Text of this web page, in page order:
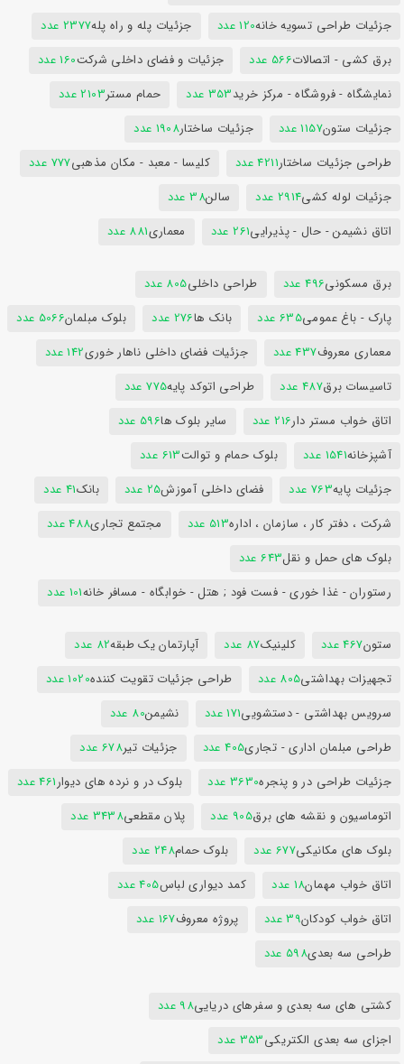
جزئیات طراحی تسویه خانه120 عدد جزئیات پله و راه پله2377 عدد
برق کشی - اتصالات566 عدد جزئیات و فضای داخلی شرکت160 عدد
نمایشگاه - فروشگاه - مرکز خرید353 عدد حمام مستر2103 عدد
جزئیات ستون1157 عدد جزئیات ساختار1908 عدد
طراحی جزئیات ساختار4211 عدد کلیسا - معبد - مکان مذهبی777 عدد
جزئیات لوله کشی2914 عدد سالن38 عدد
اتاق نشیمن - حال - پذیرایی261 عدد معماری881 عدد
برق مسکونی496 عدد طراحی داخلی805 عدد
پارک - باغ عمومی635 عدد بانک ها276 عدد بلوک مبلمان5066 عدد
معماری معروف437 عدد جزئیات فضای داخلی ناهار خوری142 عدد
تاسیسات برق487 عدد طراحی اتوکد پایه775 عدد
اتاق خواب مستر دار216 عدد سایر بلوک ها596 عدد
آشپزخانه1541 عدد بلوک حمام و توالت613 عدد
جزئیات پایه763 عدد فضای داخلی آموزش25 عدد بانک41 عدد
شرکت ، دفتر کار ، سازمان ، اداره513 عدد مجتمع تجاری488 عدد
بلوک های حمل و نقل643 عدد
رستوران - غذا خوری - فست فود ; هتل - خوابگاه - مسافر خانه101 عدد
ستون467 عدد کلینیک87 عدد آپارتمان یک طبقه82 عدد
تجهیزات بهداشتی805 عدد طراحی جزئیات تقویت کننده1020 عدد
سرویس بهداشتی - دستشویی171 عدد نشیمن80 عدد
طراحی مبلمان اداری - تجاری405 عدد جزئیات تیر678 عدد
جزئیات طراحی در و پنجره3630 عدد بلوک در و نرده های دیوار461 عدد
اتوماسیون و نقشه های برق905 عدد پلان مقطعی3438 عدد
بلوک های مکانیکی677 عدد بلوک حمام248 عدد
اتاق خواب مهمان18 عدد کمد دیواری لباس405 عدد
اتاق خواب کودکان39 عدد پروژه معروف167 عدد
طراحی سه بعدی598 عدد
کشتی های سه بعدی و سفرهای دریایی98 عدد
اجزای سه بعدی الکتریکی353 عدد